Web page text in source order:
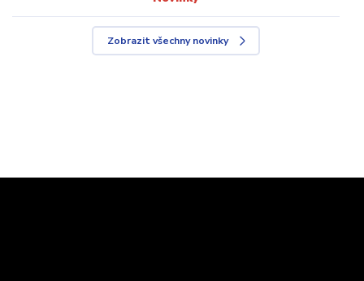
Zobrazit všechny novinky